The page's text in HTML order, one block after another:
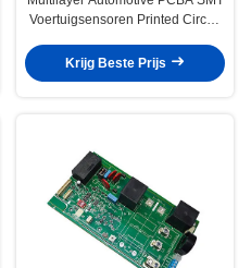
Voertuigsensoren Printed Circuit
Krijg Beste Prijs